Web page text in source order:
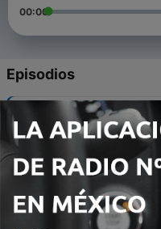
00:00
Episodios
53 Eleva la autoestima
01 abr. 2025
52 - Controlar o ser
51 - Conexión y